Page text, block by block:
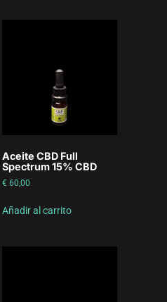
Aceite CBD Full
Spectrum 15% CBD
€ 60,00
Añadir al carrito